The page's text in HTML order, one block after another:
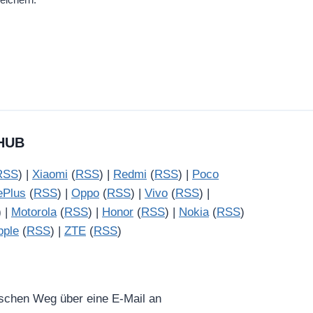
) | Xiaomi (RSS) | Redmi (RSS) | Poco
(RSS) | Oppo (RSS) | Vivo (RSS) |
| Motorola(RSS) | Honor (RSS) | Nokia(RSS)
(RSS) | ZTE (RSS)
Weg über eine E-Mail an